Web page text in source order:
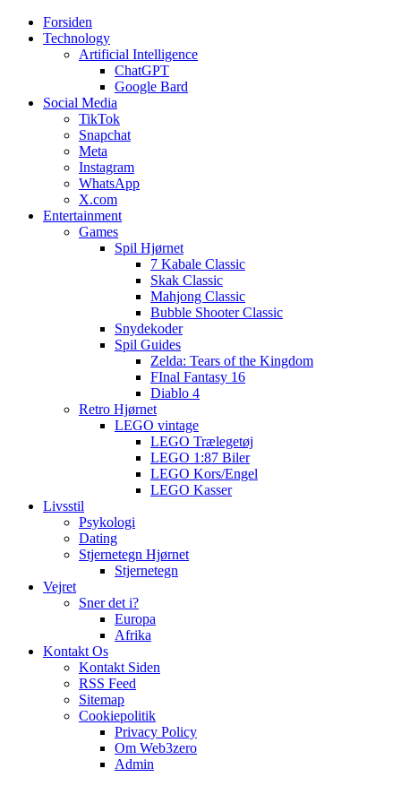
Web3zero.dk
Web3zero.dk
Forsiden
Technology
Artificial Intelligence
ChatGPT
Google Bard
Social Media
TikTok
Snapchat
Meta
Instagram
WhatsApp
X.com
Entertainment
Games
Spil Hjørnet
7 Kabale Classic
Skak Classic
Mahjong Classic
Bubble Shooter Classic
Snydekoder
Spil Guides
Zelda: Tears of the Kingdom
FInal Fantasy 16
Diablo 4
Retro Hjørnet
LEGO vintage
LEGO Trælegetøj
LEGO 1:87 Biler
LEGO Kors/Engel
LEGO Kasser
Livsstil
Psykologi
Dating
Stjernetegn Hjørnet
Stjernetegn
Vejret
Sner det i?
Europa
Afrika
Kontakt Os
Kontakt Siden
RSS Feed
Sitemap
Cookiepolitik
Privacy Policy
Om Web3zero
Admin